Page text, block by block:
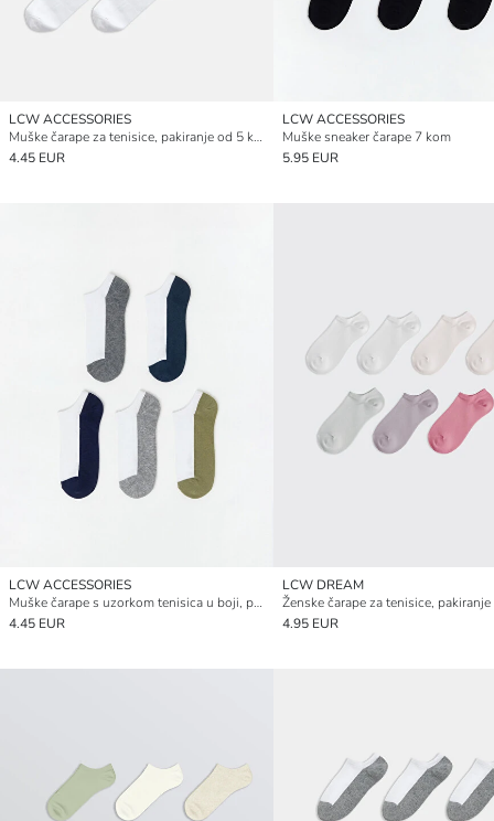
LCW ACCESSORIES
Muške čarape za tenisice, pakiranje od 5 komada
4.45 EUR
LCW ACCESSORIES
Muške sneaker čarape 7 kom
5.95 EUR
LCW ACCESSORIES
Muške čarape s uzorkom tenisica u boji, pakiranje od 5
4.45 EUR
LCW DREAM
4.95 EUR